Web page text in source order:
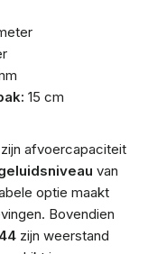
15 cm
afvoercapaciteit
van
optie maakt
Bovendien
zijn weerstand